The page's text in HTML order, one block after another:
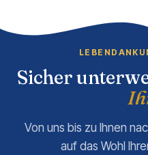
Sicher
Von uns bis zu Ihnen
auf das Wohl